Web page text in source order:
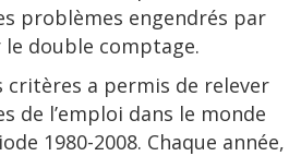
problèmes engendrés par
double comptage.
critères a permis de relever
de l’emploi dans le monde
1980-2008. Chaque année,